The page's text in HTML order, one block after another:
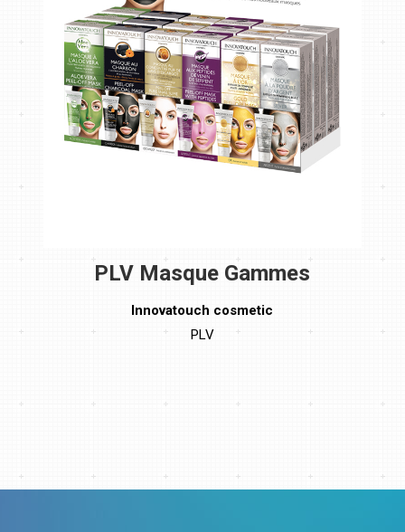
PLV Masque Gammes
Innovatouch cosmetic
PLV